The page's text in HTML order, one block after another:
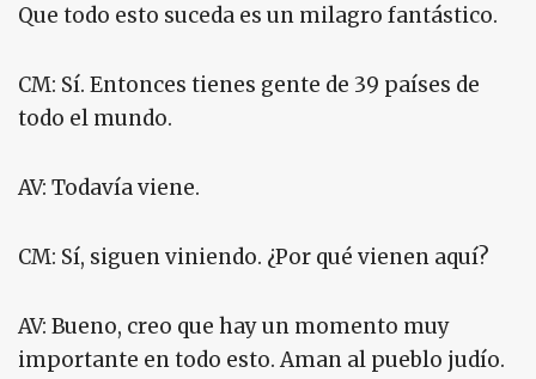
Que todo esto suceda es un milagro fantástico.
CM: Sí. Entonces tienes gente de 39 países de
todo el mundo.
AV: Todavía viene.
CM: Sí, siguen viniendo. ¿Por qué vienen aquí?
AV: Bueno, creo que hay un momento muy
importante en todo esto. Aman al pueblo judío.